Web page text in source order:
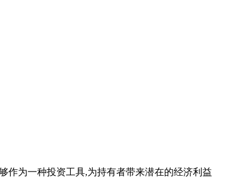
作为一种投资工具,为持有者带来潜在的经济利益